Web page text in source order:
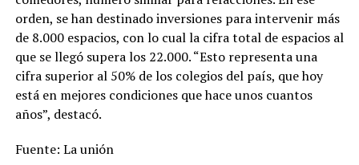
orden, se han destinado inversiones para intervenir más
de 8.000 espacios, con lo cual la cifra total de espacios al
que se llegó supera los 22.000. “Esto representa una
cifra superior al 50% de los colegios del país, que hoy
está en mejores condiciones que hace unos cuantos
años”, destacó.
Fuente: La unión